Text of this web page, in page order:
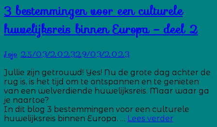
eigen
land
3
voor
een
culturele
huwelijksreis
3 bestemmingen voor een culturele
huwelijksreis binnen Europa – deel 2
Jojo 25/03/202329/03/2023
Jullie zijn getrouwd! Yes! Nu de grote dag achter de
rug is, is het tijd om te ontspannen en te genieten
van een welverdiende huwelijksreis. Maar waar ga
je naartoe?
In dit blog 3 bestemmingen voor een culturele
huwelijksreis binnen Europa. … Lees verder